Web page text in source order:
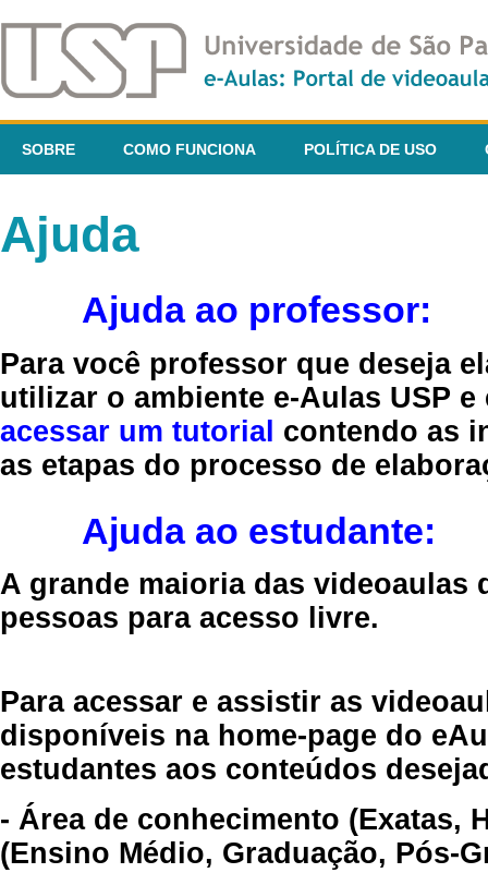
SOBRE COMO FUNCIONA POLÍTICA DE USO
Ajuda
Ajuda ao professor:
Para você professor que deseja
utilizar o ambiente e-Aulas USP
acessar um tutorial contendo as
as etapas do processo de
Ajuda ao estudante:
A grande maioria das videoaulas
pessoas para acesso livre.
Para acessar e assistir as
disponíveis na home-page do
estudantes aos conteúdos
- Área de conhecimento (Exatas,
(Ensino Médio, Graduação, Pós-